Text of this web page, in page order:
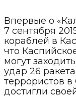
Впервые о
7 сентября
кораблей в
что
могут
удар 26
террористов
достигли